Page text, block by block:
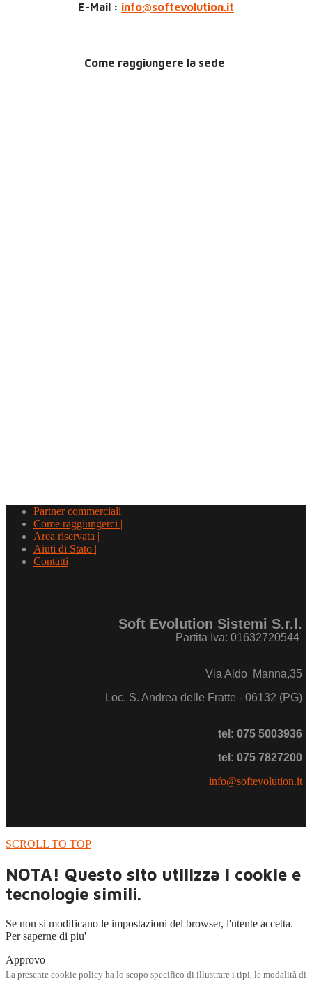
E-Mail : info@softevolution.it
Come raggiungere la sede
Partner commerciali |
Come raggiungerci |
Area riservata |
Aiuti di Stato |
Contatti
Soft Evolution Sistemi S.r.l.
Partita Iva: 01632720544
Via Aldo Manna,35
Loc. S. Andrea delle Fratte - 06132 (PG)
tel: 075 5003936
tel: 075 7827200
info@softevolution.it
SCROLL TO TOP
NOTA! Questo sito utilizza i cookie e
tecnologie simili.
Se non si modificano le impostazioni del browser, l'utente accetta.
Per saperne di piu'
Approvo
La presente cookie policy ha lo scopo specifico di illustrare i tipi, le modalità di